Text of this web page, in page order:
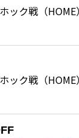
ック戦（HOME
ック戦（HOME